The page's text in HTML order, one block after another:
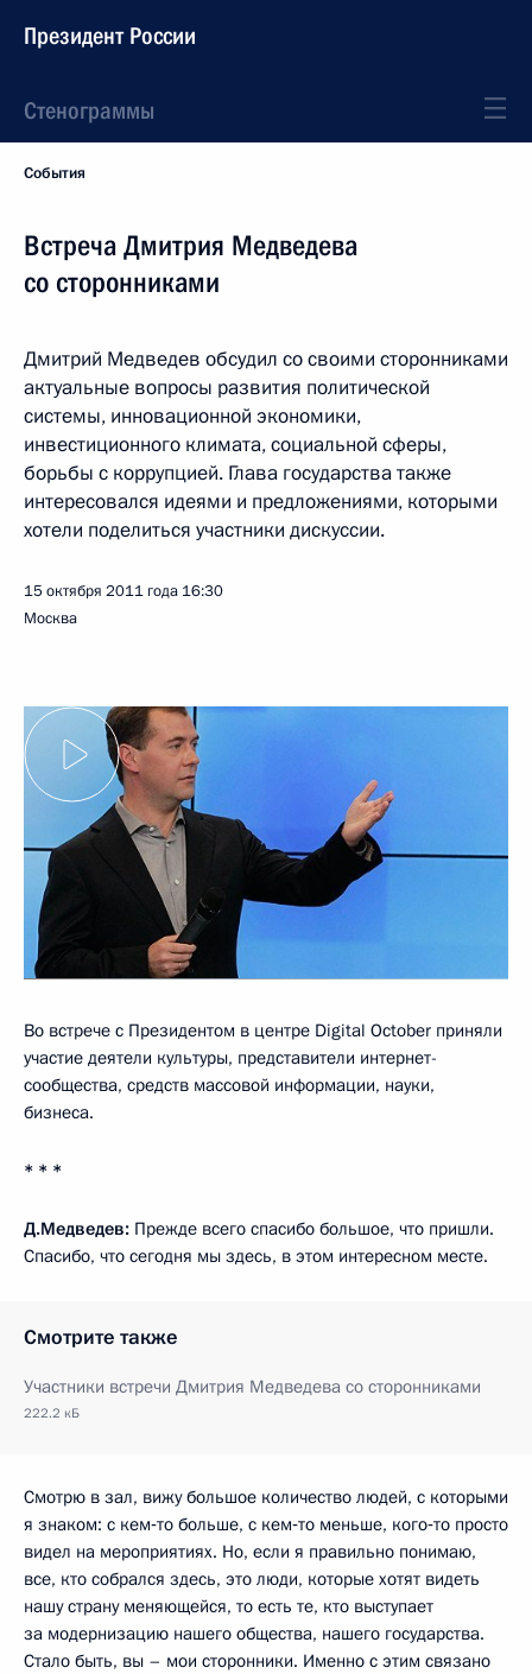
Президент России
Стенограммы
События
Встреча Дмитрия Медведева
со сторонниками
Дмитрий Медведев обсудил со своими сторонниками
актуальные вопросы развития политической
системы, инновационной экономики,
инвестиционного климата, социальной сферы,
борьбы с коррупцией. Глава государства также
интересовался идеями и предложениями, которыми
хотели поделиться участники дискуссии.
15 октября 2011 года 16:30
Москва
Во встрече с Президентом в центре Digital October приняли
участие деятели культуры, представители интернет-
сообщества, средств массовой информации, науки,
бизнеса.
* * *
Д.Медведев: Прежде всего спасибо большое, что пришли.
Спасибо, что сегодня мы здесь, в этом интересном месте.
Смотрите также
Участники встречи Дмитрия Медведева со сторонниками
222.2 кБ
Смотрю в зал, вижу большое количество людей, с которыми
я знаком: с кем‑то больше, с кем‑то меньше, кого‑то просто
видел на мероприятиях. Но, если я правильно понимаю,
все, кто собрался здесь, это люди, которые хотят видеть
нашу страну меняющейся, то есть те, кто выступает
за модернизацию нашего общества, нашего государства.
Стало быть, вы – мои сторонники. Именно с этим связано